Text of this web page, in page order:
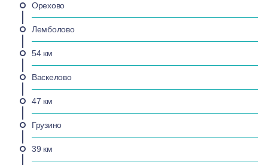
Орехово
Лемболово
54 км
Васкелово
47 км
Грузино
39 км